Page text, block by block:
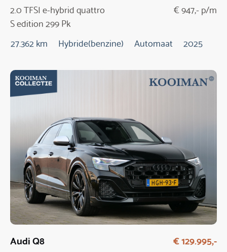
2.0 TFSI e-hybrid quattro
S edition 299 Pk
Automaat / NIEUW
MODEL
€ 947,- p/m
27.362 km Hybride(benzine) Automaat 2025
Audi Q8 € 129.995,-